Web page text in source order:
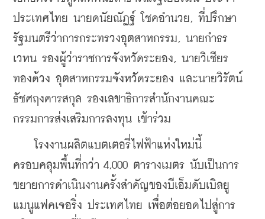
ประเทศไทย นายดนัยณัฏฐ์ โชคอำนวย, ที่ปรึกษา
รัฐมนตรีว่าการกระทรวงอุตสาหกรรม, นายกำธร
เวหน รองผู้ว่าราชการจังหวัดระยอง, นายวิเชียร
ทองด้วง อุตสาหกรรมจังหวัดระยอง และนายวิรัตน์
ธัชศฤงคารสกุล รองเลขาธิการสำนักงานคณะ
กรรมการส่งเสริมการลงทุน เข้าร่วม
โรงงานผลิตแบตเตอรี่ไฟฟ้าแห่งใหม่นี้
ครอบคลุมพื้นที่กว่า 4,000 ตารางเมตร นับเป็นการ
ขยายการดำเนินงานครั้งสำคัญของบีเอ็มดับเบิลยู
แมนูแฟคเจอริ่ง ประเทศไทย เพื่อต่อยอดไปสู่การ